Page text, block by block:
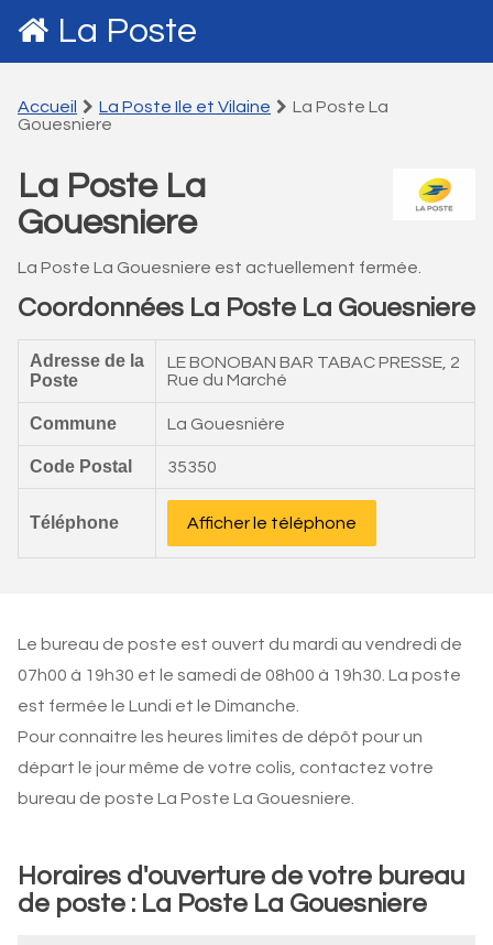
La Poste
Accueil La Poste Ile et Vilaine
La Poste La
Gouesniere
La Poste La
Gouesniere
La Poste La Gouesniere est actuellement fermée.
Coordonnées La Poste La Gouesniere
Adresse de la
Poste
LE BONOBAN BAR TABAC PRESSE, 2
Rue du Marché
Commune La Gouesnière
Code Postal 35350
Téléphone Afficher le téléphone
Le bureau de poste est ouvert du mardi au vendredi de
07h00 à 19h30 et le samedi de 08h00 à 19h30. La poste
est fermée le Lundi et le Dimanche.
Pour connaitre les heures limites de dépôt pour un
départ le jour même de votre colis, contactez votre
bureau de poste La Poste La Gouesniere.
Horaires d'ouverture de votre bureau
de poste : La Poste La Gouesniere